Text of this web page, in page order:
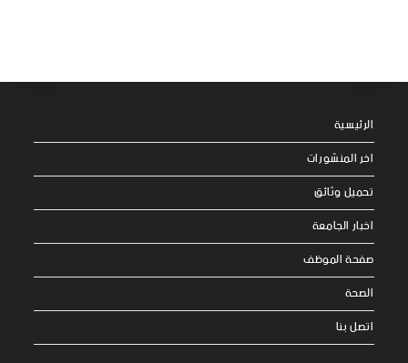
الرئيسية
اخر المنشورات
تحميل وثائق
اخبار الجامعة
صفحة الموظف
الصحة
اتصل بنا